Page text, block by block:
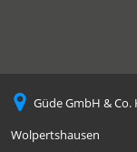
Güde GmbH &
Wolpertshausen